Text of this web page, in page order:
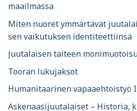
maailmassa
Miten nuoret ymmärtävät
sen vaikutuksen identiteettiinsä
Juutalaisen taiteen
Tooran lukujaksot
Humanitaarinen vapaaehtoistyö
Askenaasijuutalaiset – Historia,